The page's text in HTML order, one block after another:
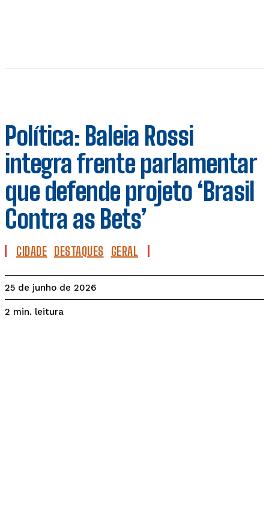
Política: Baleia Rossi
integra frente parlamentar
que defende projeto ‘Brasil
Contra as Bets’
CIDADE DESTAQUES GERAL
25 de junho de 2026
2 min. leitura